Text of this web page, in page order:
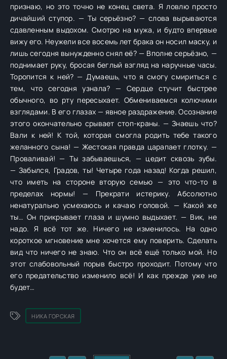
признаю, но это точно не конец света. Я ловлю просто
дичайший ступор. — Ты серьёзно? — слова вырываются
сдавленным выдохом. Смотрю на мужа, и будто впервые
вижу его. Неужели все восемь лет брака он носил маску, и
лишь сегодня вынужденно снял её? — Вполне серьёзно, —
поднимает руку, бросая беглый взгляд на наручные часы.
Торопится к ней? — Думаешь, что я смогу смириться с
тем, что сегодня узнала? — Сердце стучит быстрее
обычного, во рту пересыхает. Обмениваемся колючими
взглядами. В его глазах — явное раздражение. Осознание
этого окончательно срывает стоп-краны. — Знаешь что?
Вали к ней! К той, которая смогла родить тебе такого
желанного сына! — Жестокая правда царапает глотку. —
Проваливай! — Ты забываешься, — цедит сквозь зубы.
— Забылся, Градов, ты! Четыре года назад! Когда решил,
что иметь на стороне вторую семью — это что-то в
пределах нормы! — Прекрати истерику. Абсолютно
ненатурально усмехаюсь и качаю головой. — Какой же
ты… Он прикрывает глаза и шумно выдыхает. — Вик, не
надо. Я всё тот же. Ничего не изменилось. На одно
короткое мгновение мне хочется ему поверить. Сделать
вид что ничего не знаю. Что он всё ещё только мой. Но
этот слабовольный порыв быстро проходит. Потому что
его предательство изменило всё! И как прежде уже не
будет…
НИКА ГОРСКАЯ